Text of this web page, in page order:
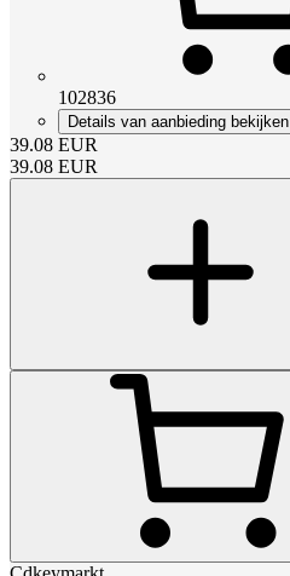
102836
Details van aanbieding bekijken
39.08 EUR
39.08 EUR